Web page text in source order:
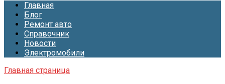
Главная
Блог
Ремонт авто
Справочник
Новости
Электромобили
Главная страница